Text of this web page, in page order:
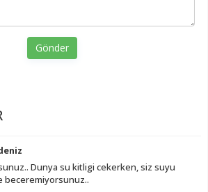
Gönder
Dunya su kitligi cekerken, siz suyu
beceremiyorsunuz..